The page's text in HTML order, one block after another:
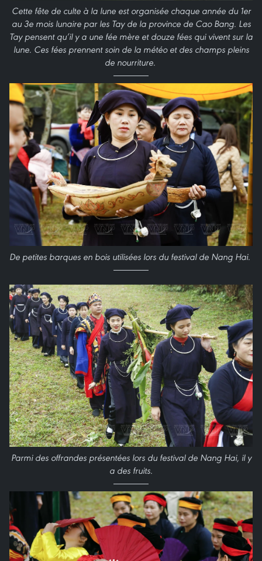
Cette fête de culte à la lune est organisée chaque année du 1er
au 3e mois lunaire par les Tay de la province de Cao Bang. Les
Tay pensent qu’il y a une fée mère et douze fées qui vivent sur la
lune. Ces fées prennent soin de la météo et des champs pleins
de nourriture.
De petites barques en bois utilisées lors du festival de Nang Hai.
Parmi des offrandes présentées lors du festival de Nang Hai, il y
a des fruits.